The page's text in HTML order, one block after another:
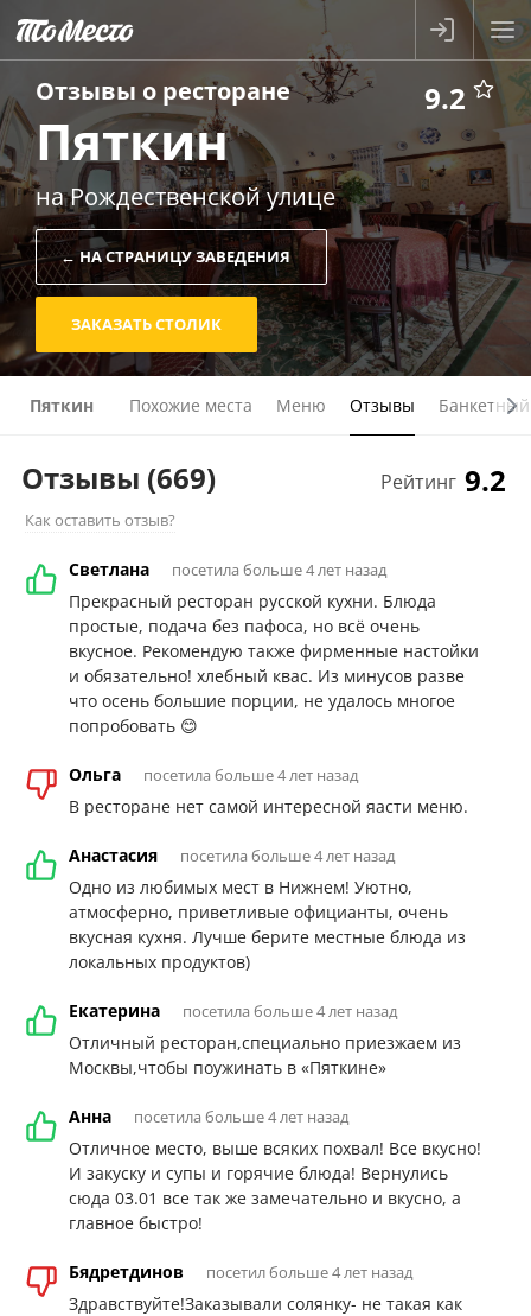
9.2
Отзывы о ресторане
Пяткин
на Рождественской улице
← НА СТРАНИЦУ ЗАВЕДЕНИЯ
ЗАКАЗАТЬ СТОЛИК
Пяткин Похожие места Меню Отзывы
Рейтинг 9.2
Отзывы (669)
Как оставить отзыв?
Светлана посетила больше 4 лет назад
Прекрасный ресторан русской кухни. Блюда
простые, подача без пафоса, но всё очень
вкусное. Рекомендую также фирменные настойки
и обязательно! хлебный квас. Из минусов разве
что осень большие порции, не удалось многое
попробовать 😊
Ольга посетила больше 4 лет назад
В ресторане нет самой интересной яасти меню.
Анастасия посетила больше 4 лет назад
Одно из любимых мест в Нижнем! Уютно,
атмосферно, приветливые официанты, очень
вкусная кухня. Лучше берите местные блюда из
локальных продуктов)
Екатерина посетила больше 4 лет назад
Отличный ресторан,специально приезжаем из
Москвы,чтобы поужинать в «Пяткине»
Анна посетила больше 4 лет назад
Отличное место, выше всяких похвал! Все вкусно!
И закуску и супы и горячие блюда! Вернулись
сюда 03.01 все так же замечательно и вкусно, а
главное быстро!
Бядретдинов посетил больше 4 лет назад
Здравствуйте!Заказывали солянку- не такая как